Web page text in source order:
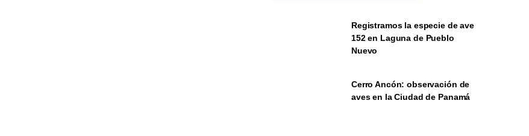
Registramos la especie de ave
152 en Laguna de Pueblo
Nuevo
Cerro Ancón: observación de
aves en la Ciudad de Panamá